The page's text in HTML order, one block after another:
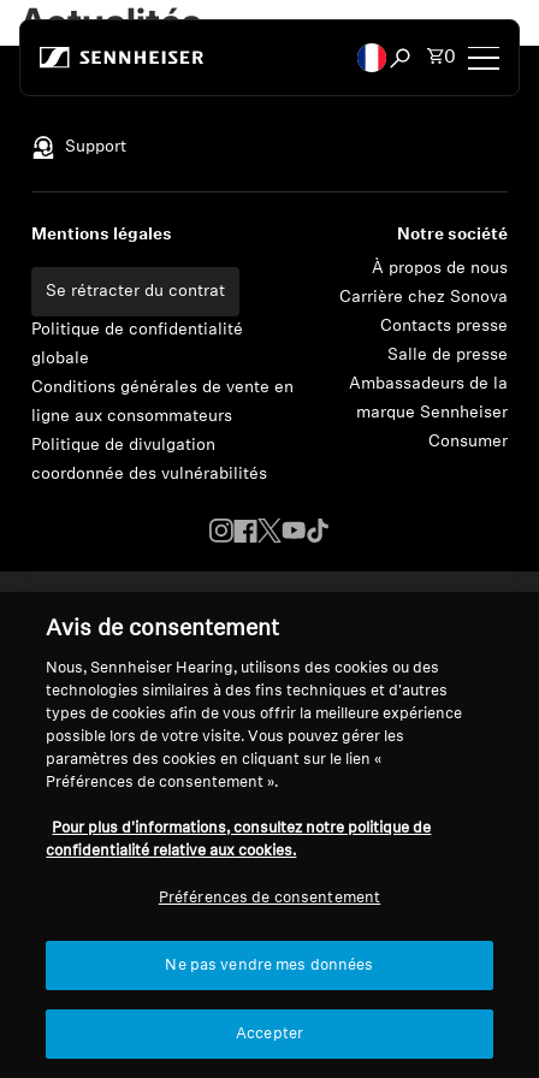
Ouvrir laTotal des
0
Casques audio
Casques par style
Casques par usage
Casques par série
Dongles Bluetooth
Audition
L'audition par catégorie
Actualités
Support
Mentions légales
Se rétracter du contrat
Politique de confidentialité
globale
Conditions générales de vente en
ligne aux consommateurs
Politique de divulgation
coordonnée des vulnérabilités
Notre société
À propos de nous
Carrière chez Sonova
Contacts presse
Salle de presse
Ambassadeurs de la
marque Sennheiser
Consumer
Déclaration relative à l'accessibilité numérique
© 2026 Sonova Consumer Hearing GmbH
Nous acceptons :
Avis de consentement
Nous, Sennheiser Hearing, utilisons des cookies ou des
technologies similaires à des fins techniques et d'autres
types de cookies afin de vous offrir la meilleure expérience
possible lors de votre visite. Vous pouvez gérer les
paramètres des cookies en cliquant sur le lien «
Préférences de consentement ».
Pour plus d'informations, consultez notre politique de
confidentialité relative aux cookies.
Préférences de consentement
Ne pas vendre mes données
Accepter